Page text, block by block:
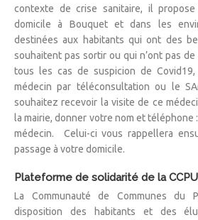
contexte de crise sanitaire, il
domicile à Bouquet et dans les
destinées aux habitants qui ont des
souhaitent pas sortir ou qui n’ont pas
tous les cas de suspicion de
médecin par téléconsultation ou le
souhaitez recevoir la visite de ce
la mairie, donner votre nom et téléphone
médecin. Celui-ci vous rappellera
passage à votre domicile.
Plateforme de solidarité de la CCPU
La Communauté de Communes du
disposition des habitants et des